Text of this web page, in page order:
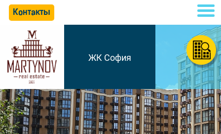
Контакты
ЖК София